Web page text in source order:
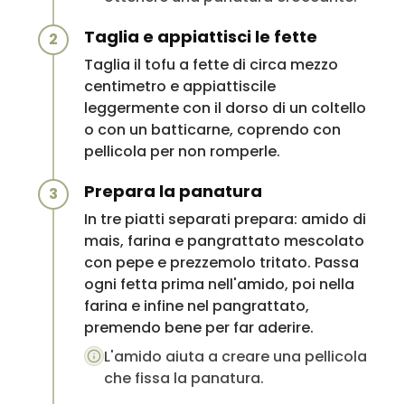
2 Taglia e appiattisci le fette
Taglia il tofu a fette di circa mezzo
centimetro e appiattiscile
leggermente con il dorso di un coltello
o con un batticarne, coprendo con
pellicola per non romperle.
3 Prepara la panatura
In tre piatti separati prepara: amido di
mais, farina e pangrattato mescolato
con pepe e prezzemolo tritato. Passa
ogni fetta prima nell'amido, poi nella
farina e infine nel pangrattato,
premendo bene per far aderire.
L'amido aiuta a creare una pellicola
che fissa la panatura.